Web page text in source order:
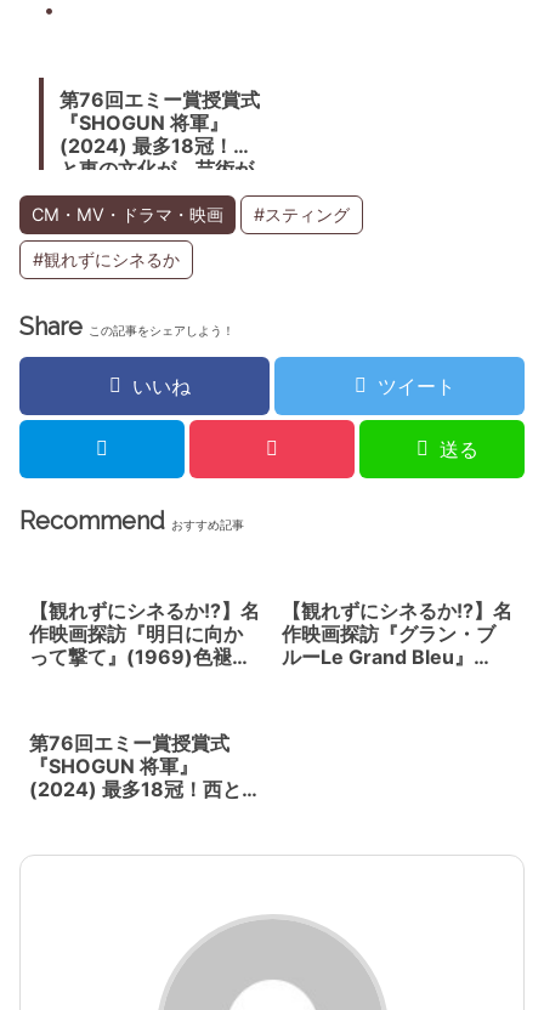
第76回エミー賞授賞式
『SHOGUN 将軍』
(2024) 最多18冠！西
と東の文化が、芸術が
ひとつになる快挙
CM・MV・ドラマ・映画 #スティング
#観れずにシネるか
Share この記事をシェアしよう！
いいね ツイート
送る
Recommend おすすめ記事
【観れずにシネるか!?】名
作映画探訪『明日に向か
って撃て』(1969)色褪せ
【観れずにシネるか!?】名
作映画探訪『グラン・ブ
ルーLe Grand Bleu』
第76回エミー賞授賞式
『SHOGUN 将軍』
(2024) 最多18冠！西と東